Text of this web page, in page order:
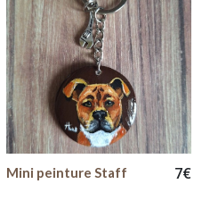
Mini peinture Staff 7€